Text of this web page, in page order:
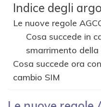
Indice degli
Le nuove regole
Cosa succede in
smarrimento della
Cosa succede ora
cambio SIM